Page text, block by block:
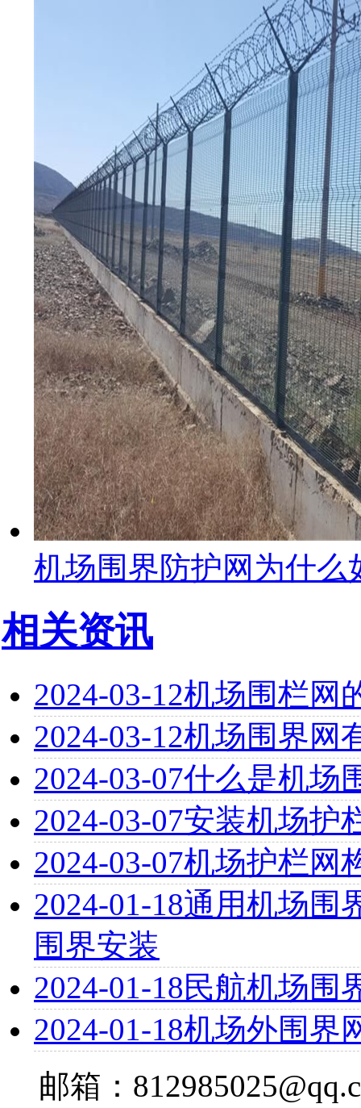
机场围界防护网为什么
相关资讯
2024-03-12机场围栏网
2024-03-12机场围界网
2024-03-07什么是机场
2024-03-07安装机场护
2024-03-07机场护栏网
2024-01-18通用机场围
围界安装
2024-01-18民航机场围
2024-01-18机场外围界
邮箱：